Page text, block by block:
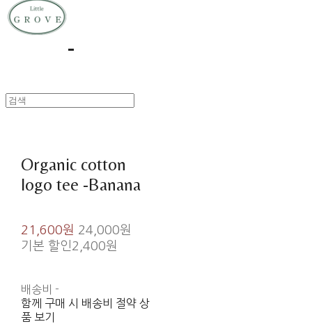
Organic cotton
logo tee -Banana
21,600원 24,000원
기본 할인2,400원
배송비 -
함께 구매 시 배송비 절약 상
품 보기